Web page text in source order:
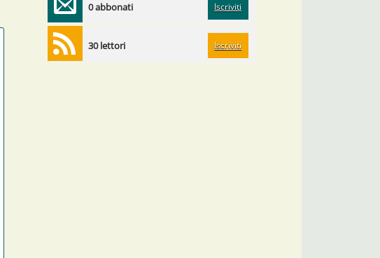
0 abbonati Iscriviti
30 lettori Iscriviti